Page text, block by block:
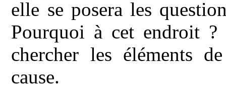
elle se posera les
Pourquoi à cet endroit
chercher les éléments
cause.